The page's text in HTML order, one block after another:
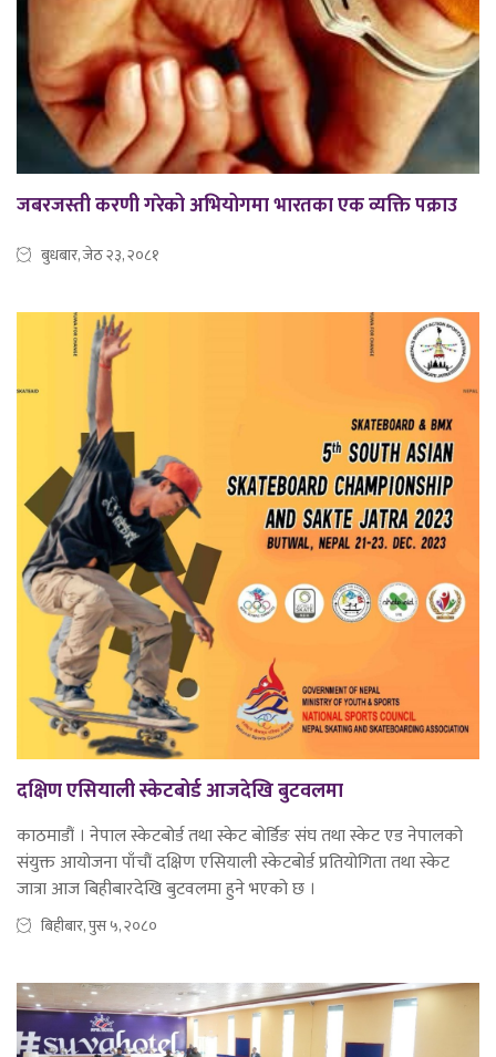
जबरजस्ती करणी गरेको अभियोगमा भारतका एक व्यक्ति पक्राउ
बुधबार, जेठ २३, २०८१
दक्षिण एसियाली स्केटबोर्ड आजदेखि बुटवलमा
काठमाडौं । नेपाल स्केटबोर्ड तथा स्केट बोर्डिङ संघ तथा स्केट एड नेपालको
संयुक्त आयोजना पाँचौं दक्षिण एसियाली स्केटबोर्ड प्रतियोगिता तथा स्केट
जात्रा आज बिहीबारदेखि बुटवलमा हुने भएको छ ।
बिहीबार, पुस ५, २०८०